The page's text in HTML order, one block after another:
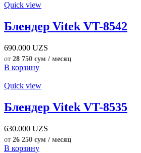
Quick view
Блендер Vitek VT-8542
690.000 UZS
от 28 750 сум / месяц
В корзину
Quick view
Блендер Vitek VT-8535
630.000 UZS
от 26 250 сум / месяц
В корзину